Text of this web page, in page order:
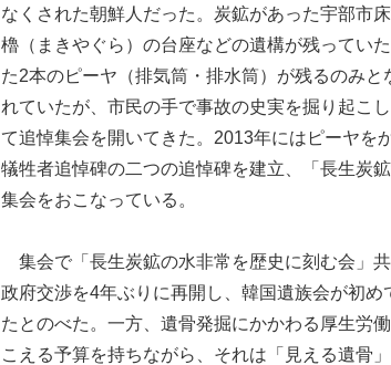
なくされた朝鮮人だった。炭鉱があった宇部市
櫓（まきやぐら）の台座などの遺構が残ってい
た2本のピーヤ（排気筒・排水筒）が残るのみ
れていたが、市民の手で事故の史実を掘り起こ
て追悼集会を開いてきた。2013年にはピーヤを
犠牲者追悼碑の二つの追悼碑を建立、「長生炭
集会をおこなっている。
集会で「長生炭鉱の水非常を歴史に刻む会」
政府交渉を4年ぶりに再開し、韓国遺族会が初
たとのべた。一方、遺骨発掘にかかわる厚生労
こえる予算を持ちながら、それは「見える遺骨